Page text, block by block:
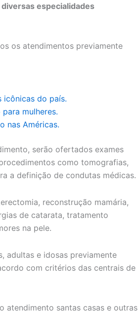
especialidades
os atendimentos previamente
icônicas do país.
mulheres.
nas Américas.
serão ofertados exames
como tomografias,
a definição de condutas médicas.
reconstrução mamária,
de catarata, tratamento
na pele.
adultas e idosas previamente
com critérios das centrais de
atendimento santas casas e outras